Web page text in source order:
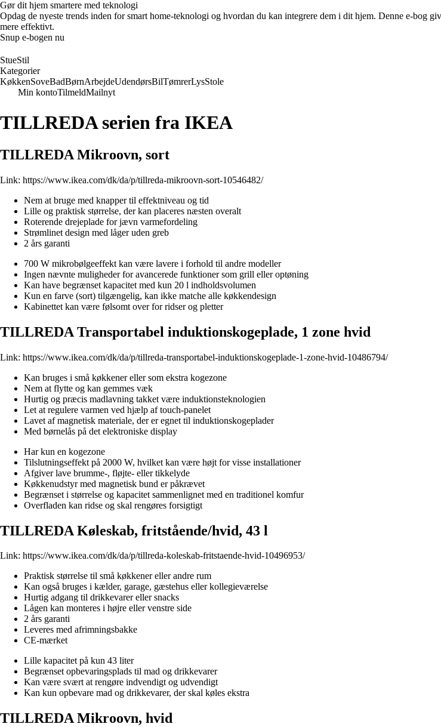
Gør dit hjem smartere med teknologi
Opdag de nyeste trends inden for smart home-teknologi og hvordan du kan integrere dem i dit hjem. Denne e-bog
mere effektivt.
Snup e-bogen nu
StueStil
Kategorier
KøkkenSoveBadBørnArbejdeUdendørsBilTømrerLysStole
Min kontoTilmeldMailnyt
TILLREDA serien fra IKEA
TILLREDA Mikroovn, sort
Link: https://www.ikea.com/dk/da/p/tillreda-mikroovn-sort-10546482/
Nem at bruge med knapper til effektniveau og tid
Lille og praktisk størrelse, der kan placeres næsten overalt
Roterende drejeplade for jævn varmefordeling
Strømlinet design med låger uden greb
2 års garanti
700 W mikrobølgeeffekt kan være lavere i forhold til andre modeller
Ingen nævnte muligheder for avancerede funktioner som grill eller optøning
Kan have begrænset kapacitet med kun 20 l indholdsvolumen
Kun en farve (sort) tilgængelig, kan ikke matche alle køkkendesign
Kabinettet kan være følsomt over for ridser og pletter
TILLREDA Transportabel induktionskogeplade, 1 zone hvid
Link: https://www.ikea.com/dk/da/p/tillreda-transportabel-induktionskogeplade-1-zone-hvid-10486794/
Kan bruges i små køkkener eller som ekstra kogezone
Nem at flytte og kan gemmes væk
Hurtig og præcis madlavning takket være induktionsteknologien
Let at regulere varmen ved hjælp af touch-panelet
Lavet af magnetisk materiale, der er egnet til induktionskogeplader
Med børnelås på det elektroniske display
Har kun en kogezone
Tilslutningseffekt på 2000 W, hvilket kan være højt for visse installationer
Afgiver lave brumme-, fløjte- eller tikkelyde
Køkkenudstyr med magnetisk bund er påkrævet
Begrænset i størrelse og kapacitet sammenlignet med en traditionel komfur
Overfladen kan ridse og skal rengøres forsigtigt
TILLREDA Køleskab, fritstående/hvid, 43 l
Link: https://www.ikea.com/dk/da/p/tillreda-koleskab-fritstaende-hvid-10496953/
Praktisk størrelse til små køkkener eller andre rum
Kan også bruges i kælder, garage, gæstehus eller kollegieværelse
Hurtig adgang til drikkevarer eller snacks
Lågen kan monteres i højre eller venstre side
2 års garanti
Leveres med afrimningsbakke
CE-mærket
Lille kapacitet på kun 43 liter
Begrænset opbevaringsplads til mad og drikkevarer
Kan være svært at rengøre indvendigt og udvendigt
Kan kun opbevare mad og drikkevarer, der skal køles ekstra
TILLREDA Mikroovn, hvid